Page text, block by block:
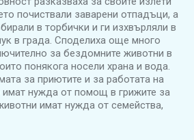
почиствали заварени отпадъци, а
в торбички и ги изхвърляли в
в града. Споделиха още много
за бездомните животни в
понякога носели храна и вода.
за приютите и за работата на
нужда от помощ в грижите за
имат нужда от семейства,